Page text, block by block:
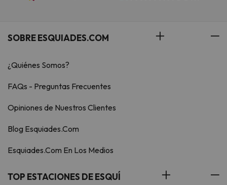
SOBRE ESQUIADES.COM
¿Quiénes Somos?
FAQs - Preguntas Frecuentes
Opiniones de Nuestros Clientes
Blog Esquiades.Com
Esquiades.Com En Los Medios
TOP ESTACIONES DE ESQUÍ